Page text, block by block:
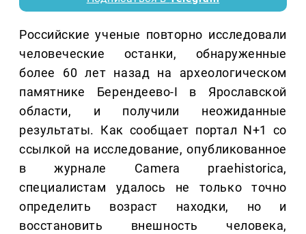
Российские ученые повторно исследовали
человеческие останки, обнаруженные
более 60 лет назад на археологическом
памятнике Берендеево-I в Ярославской
области, и получили неожиданные
результаты. Как сообщает портал N+1 со
ссылкой на исследование, опубликованное
в журнале Camera praehistorica,
специалистам удалось не только точно
определить возраст находки, но и
восстановить внешность человека,